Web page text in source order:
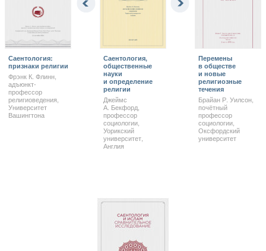
Саентология:
признаки религии
Фрэнк К. Флинн,
адъюнкт-
профессор
религиоведения,
Университет
Вашингтона
Саентология,
общественные
науки
и определение
религии
Джеймс
А. Бекфорд,
профессор
социологии,
Уорикский
университет,
Англия
Перемены
в обществе
и новые
религиозные
течения
Брайан Р. Уилсон,
почётный
профессор
социологии,
Оксфордский
университет